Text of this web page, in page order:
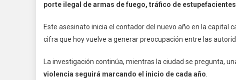
porte ilegal de armas de fuego, tráfico de
Este asesinato inicia el contador del nuevo año en la capital
cifra que hoy vuelve a generar preocupación entre las
La investigación continúa, mientras la ciudad se pregunta,
violencia seguirá marcando el inicio de cada año